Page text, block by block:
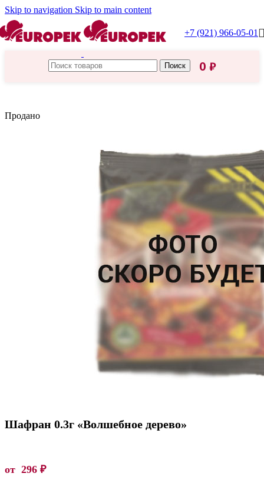
Skip to navigation Skip to main content
+7 (921) 966-05-01
Поиск 0 ₽
Продано
Шафран 0.3г «Волшебное дерево»
от 296 ₽